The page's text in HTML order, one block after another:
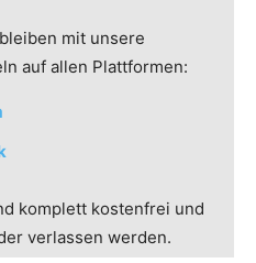
mit unsere
auf allen Plattformen:
komplett kostenfrei und
verlassen werden.